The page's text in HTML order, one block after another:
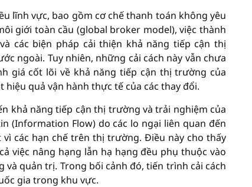
lĩnh vực, bao gồm cơ chế thanh toán không yêu
giới toàn cầu (global broker model), việc thành
các biện pháp cải thiện khả năng tiếp cận thị
ngoài. Tuy nhiên, những cải cách này vẫn chưa
giá cốt lõi về khả năng tiếp cận thị trường của
hiệu quả vận hành thực tế của các thay đổi.
khả năng tiếp cận thị trường và trải nghiệm của
(Information Flow) do các lo ngại liên quan đến
các hạn chế trên thị trường. Điều này cho thấy
việc nâng hạng lẫn hạ hạng đều phụ thuộc vào
quản trị. Trong bối cảnh đó, tiến trình cải cách
gia trong khu vực.